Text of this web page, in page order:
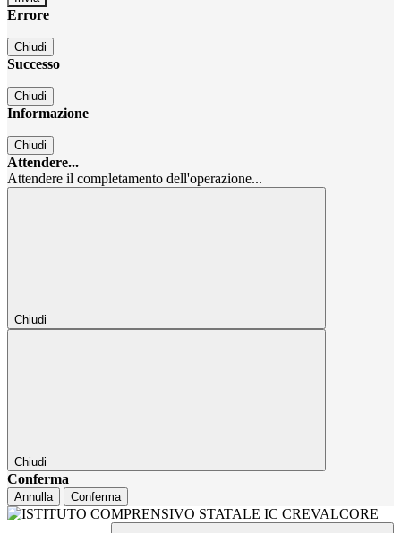
Errore
Chiudi
Successo
Chiudi
Informazione
Chiudi
Attendere...
Attendere il completamento dell'operazione...
Chiudi
Chiudi
Conferma
Annulla Conferma